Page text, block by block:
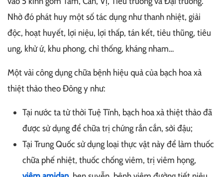
Nhờ đó phát huy một số tác dụng như thanh nhiệt, giải
độc, hoạt huyết, lợi niệu, lợi thấp, tán kết, tiêu thũng, tiêu
ung, khử ứ, khu phong, chỉ thống, kháng nham…
Một vài công dụng chữa bệnh hiệu quả của bạch hoa xà
thiệt thảo theo Đông y như:
Tại nước ta từ thời Tuệ Tĩnh, bạch hoa xà thiệt thảo đã
được sử dụng để chữa trị chứng rắn cắn, sởi đậu;
Tại Trung Quốc sử dụng loại thực vật này để làm thuốc
chữa phế nhiệt, thuốc chống viêm, trị viêm họng,